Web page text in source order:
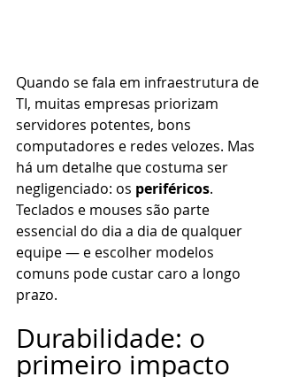
Quando se fala em infraestrutura de
TI, muitas empresas priorizam
servidores potentes, bons
computadores e redes velozes. Mas
há um detalhe que costuma ser
negligenciado: os periféricos.
Teclados e mouses são parte
essencial do dia a dia de qualquer
equipe — e escolher modelos
comuns pode custar caro a longo
prazo.
Durabilidade: o
primeiro impacto